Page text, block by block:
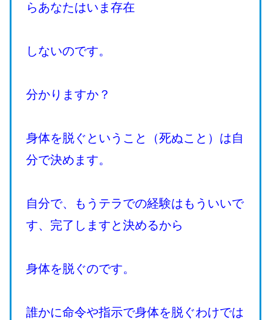
らあなたはいま存在
しないのです。
分かりますか？
身体を脱ぐということ（死ぬこと）は自
分で決めます。
自分で、もうテラでの経験はもういいで
す、完了しますと決めるから
身体を脱ぐのです。
誰かに命令や指示で身体を脱ぐわけでは